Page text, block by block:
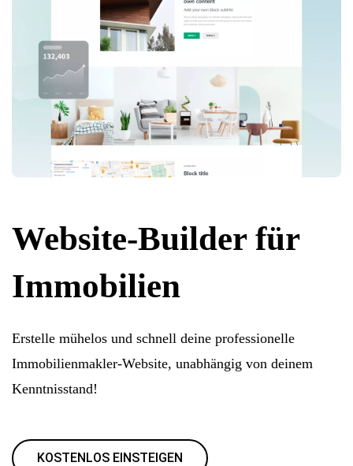
Website-Builder für
Immobilien
Erstelle mühelos und schnell deine professionelle
Immobilienmakler-Website, unabhängig von deinem
Kenntnisstand!
KOSTENLOS EINSTEIGEN